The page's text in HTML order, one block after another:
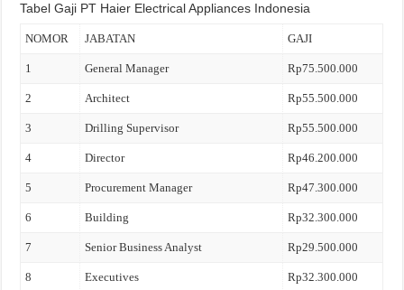
Tabel Gaji PT Haier Electrical Appliances Indonesia
NOMOR JABATAN GAJI
1 General Manager Rp75.500.000
2 Architect Rp55.500.000
3 Drilling Supervisor Rp55.500.000
4 Director Rp46.200.000
5 Procurement Manager Rp47.300.000
6 Building Rp32.300.000
7 Senior Business Analyst Rp29.500.000
8 Executives Rp32.300.000